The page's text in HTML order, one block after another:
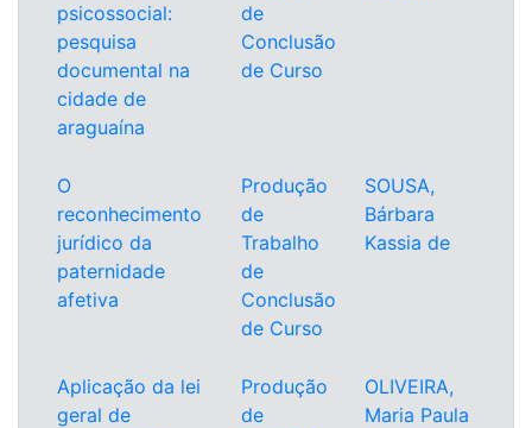
psicossocial:
pesquisa
documental na
cidade de
araguaína
de
Conclusão
de Curso
O
reconhecimento
jurídico da
paternidade
afetiva
Produção
de
Trabalho
de
Conclusão
de Curso
SOUSA,
Bárbara
Kassia de
Aplicação da lei
geral de
Produção
de
OLIVEIRA,
Maria Paula